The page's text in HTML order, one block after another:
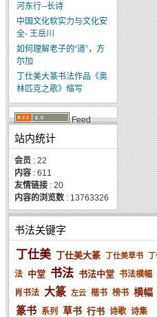
河东行--长诗
中国文化软实力与文化安
全- 王岳川
如何理解老子的“道”，方
尔加
丁仕美大篆书法作品《奥
林匹克之歌》缩写
Feed
站内统计
会员 : 22
内容 : 611
友情链接 : 20
内容的浏览数 : 13763326
书法关键字
丁仕美 丁仕美大篆 丁仕美草书 丁
法 中堂 书法 书法中堂 书法横幅
肖书法 大篆 左云 楷书 榜书 横幅
篆书 系列 草书 行书 诗歌 诗集